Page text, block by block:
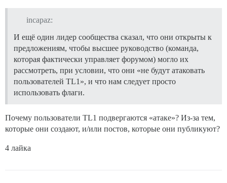
incapaz:
И ещё один лидер сообщества сказал, что они открыты к
предложениям, чтобы высшее руководство (команда,
которая фактически управляет форумом) могло их
рассмотреть, при условии, что они «не будут атаковать
пользователей TL1», и что нам следует просто
использовать флаги.
Почему пользователи TL1 подвергаются «атаке»? Из-за тем,
которые они создают, и/или постов, которые они публикуют?
4 лайка